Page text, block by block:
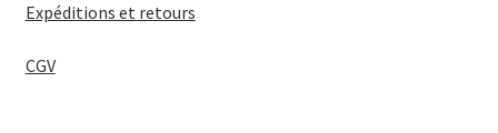
Expéditions et retours
CGV